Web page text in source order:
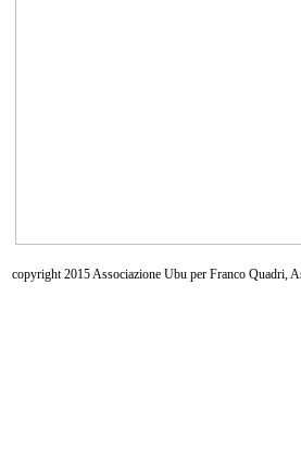
copyright 2015 Associazione Ubu per Franco Quadri,